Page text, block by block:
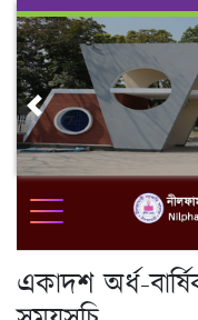
Skip
content
Previous
একাদশ অর্ধ-